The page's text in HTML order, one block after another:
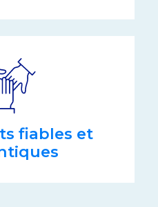
fiables et